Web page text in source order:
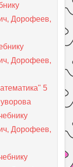
Дорофеев,
Дорофеев,
5
Дорофеев,